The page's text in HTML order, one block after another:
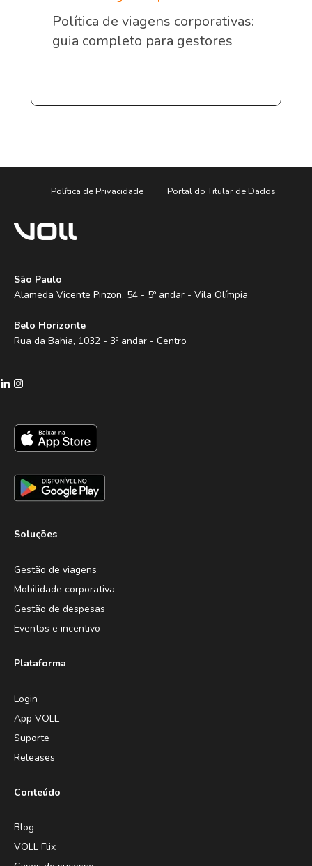
Política de viagens corporativas:
guia completo para gestores
Política de Privacidade Portal do Titular de Dados
São Paulo
Alameda Vicente Pinzon, 54 - 5º andar - Vila Olímpia
Belo Horizonte
Rua da Bahia, 1032 - 3º andar - Centro
Soluções
Gestão de viagens
Mobilidade corporativa
Gestão de despesas
Eventos e incentivo
Plataforma
Login
App VOLL
Suporte
Releases
Conteúdo
Blog
VOLL Flix